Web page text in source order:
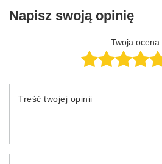
Napisz swoją opinię
Twoja ocena:
Treść twojej opinii